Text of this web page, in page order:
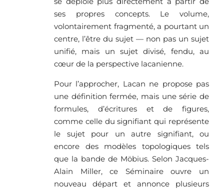
ses propres concepts. Le volume,
volontairement fragmenté, a pourtant un
centre, l’être du sujet — non pas un sujet
unifié, mais un sujet divisé, fendu, au
cœur de la perspective lacanienne.
Pour l’approcher, Lacan ne propose pas
une définition fermée, mais une série de
formules, d’écritures et de figures,
comme celle du signifiant qui représente
le sujet pour un autre signifiant, ou
encore des modèles topologiques tels
que la bande de Möbius. Selon Jacques-
Alain Miller, ce Séminaire ouvre un
nouveau départ et annonce plusieurs